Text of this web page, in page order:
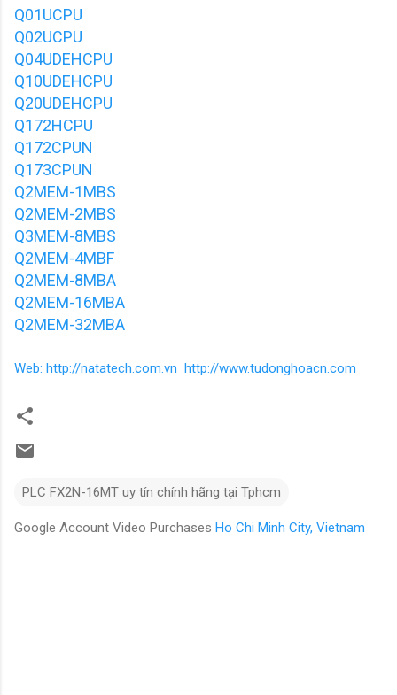
Q01UCPU
Q02UCPU
Q04UDEHCPU
Q10UDEHCPU
Q20UDEHCPU
Q172HCPU
Q172CPUN
Q173CPUN
Q2MEM-1MBS
Q2MEM-2MBS
Q3MEM-8MBS
Q2MEM-4MBF
Q2MEM-8MBA
Q2MEM-16MBA
Q2MEM-32MBA
Web: http://natatech.com.vn http://www.tudonghoacn.com
PLC FX2N-16MT uy tín chính hãng tại Tphcm
Google Account Video Purchases Ho Chi Minh City, Vietnam